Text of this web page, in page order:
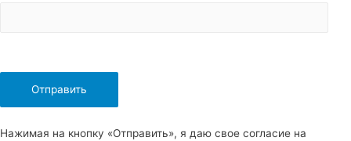
Нажимая на кнопку «Отправить», я даю свое согласие на